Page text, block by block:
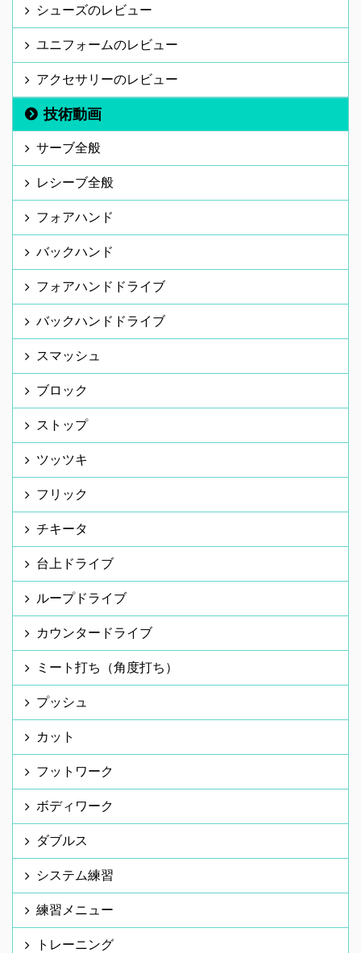
シューズのレビュー
ユニフォームのレビュー
アクセサリーのレビュー
技術動画
サーブ全般
レシーブ全般
フォアハンド
バックハンド
フォアハンドドライブ
バックハンドドライブ
スマッシュ
ブロック
ストップ
ツッツキ
フリック
チキータ
台上ドライブ
ループドライブ
カウンタードライブ
ミート打ち（角度打ち）
プッシュ
カット
フットワーク
ボディワーク
ダブルス
システム練習
練習メニュー
トレーニング